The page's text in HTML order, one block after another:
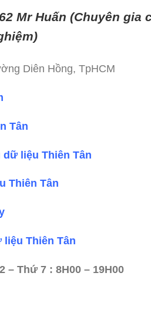
Mr Huấn (Chuyên gia
Diên Hồng, TpHCM
Tân
liệu Thiên Tân
Thiên Tân
Thiên Tân
Thứ 7 : 8H00 – 19H00